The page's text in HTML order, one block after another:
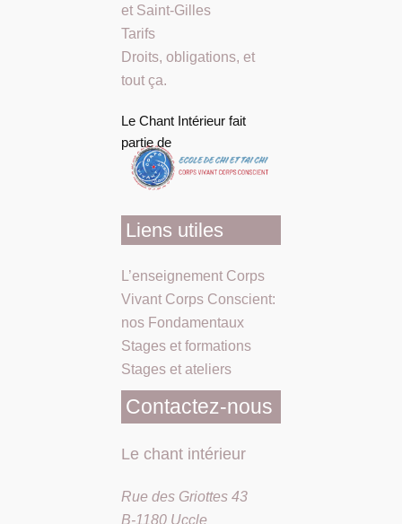
et Saint-Gilles
Tarifs
Droits, obligations, et
tout ça.
Le Chant Intérieur fait
partie de
Liens utiles
L’enseignement Corps
Vivant Corps Conscient:
nos Fondamentaux
Stages et formations
Stages et ateliers
Contactez-nous
Le chant intérieur
Rue des Griottes 43
B-1180 Uccle